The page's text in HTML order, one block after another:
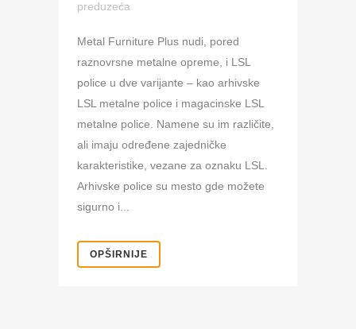
preduzeća
Metal Furniture Plus nudi, pored
raznovrsne metalne opreme, i LSL
police u dve varijante – kao arhivske
LSL metalne police i magacinske LSL
metalne police. Namene su im različite,
ali imaju određene zajedničke
karakteristike, vezane za oznaku LSL.
Arhivske police su mesto gde možete
sigurno i...
OPŠIRNIJE